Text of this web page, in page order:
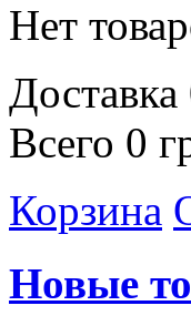
Нет
Доставка
Всего 0
Корзина
Новые